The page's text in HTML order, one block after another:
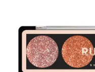
изображенията